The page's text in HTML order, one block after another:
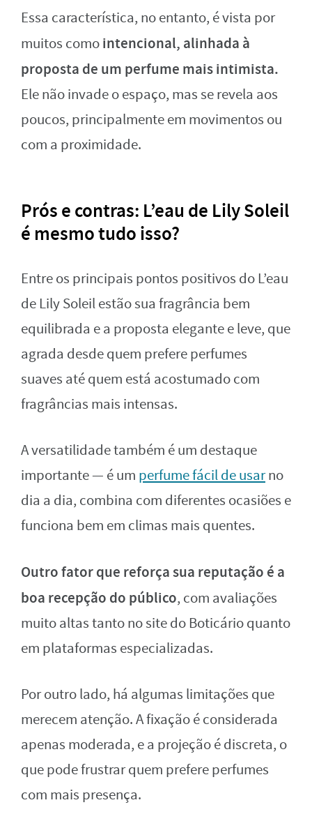
Essa característica, no entanto, é vista por
muitos comointencional, alinhada à
proposta de um perfume mais intimista.
Ele não invade o espaço, mas se revela aos
poucos, principalmente em movimentos ou
com a proximidade.
Prós e contras: L’eau de Lily Soleil
é mesmo tudo isso?
Entre os principais pontos positivos do L’eau
de Lily Soleil estão sua fragrância bem
equilibrada e a proposta elegante e leve, que
agrada desde quem prefere perfumes
suaves até quem está acostumado com
fragrâncias mais intensas.
A versatilidade também é um destaque
importante — é um perfume fácil de usarno
dia a dia, combina com diferentes ocasiões e
funciona bem em climas mais quentes.
Outro fator que reforça sua reputação é a
boa recepção do público, com avaliações
muito altas tanto no site do Boticário quanto
em plataformas especializadas.
Por outro lado, há algumas limitações que
merecem atenção. A fixação é considerada
apenas moderada, e a projeção é discreta, o
que pode frustrar quem prefere perfumes
com mais presença.